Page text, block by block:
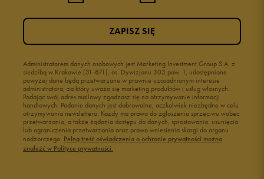
Administratorem danych osobowych jest Marketing Investment Group S.A. z
siedzibą w Krakowie (31-871), os. Dywizjonu 303 paw. 1, udostępnione
powyżej dane będą przetwarzane w prawnie uzasadnionym interesie
administratora, za który uważa się marketing produktów i usług własnych.
Podając swój adres mailowy zgadzasz się na otrzymywanie informacji
handlowych. Podanie danych jest dobrowolne, aczkolwiek niezbędne w celu
otrzymywania newslettera. Każdy ma prawo do zgłoszenia sprzeciwu wobec
przetwarzania, a także żądania dostępu do danych, sprostowania, usunięcia
lub ograniczenia przetwarzania oraz prawo wniesienia skargi do organu
nadzorczego. Pełną treść oświadczenia o ochronie prywatności można
znaleźć w Polityce prywatności.
ZAPISZ SIĘ